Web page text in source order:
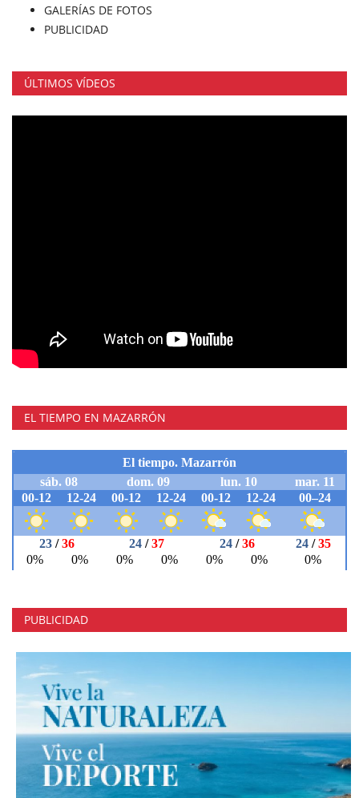
GALERÍAS DE FOTOS
PUBLICIDAD
ÚLTIMOS VÍDEOS
EL TIEMPO EN MAZARRÓN
PUBLICIDAD